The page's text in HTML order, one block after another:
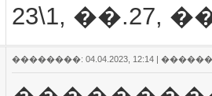
23\1, ��.27,
��������: 04.04.2023, 12:14 |